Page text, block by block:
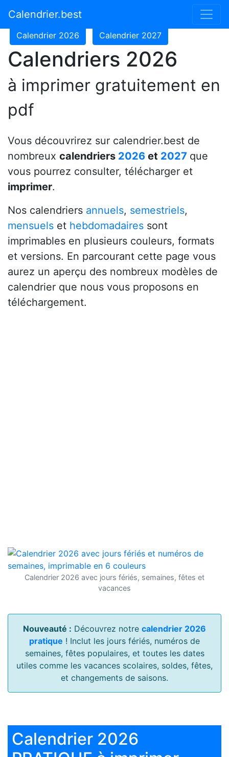
Calendrier.best
Calendrier 2024
Calendrier 2026 Calendrier 2027
Calendriers 2026
à imprimer gratuitement en
pdf
Vous découvrirez sur calendrier.best de
nombreux calendriers 2026 et 2027 que
vous pourrez consulter, télécharger et
imprimer.
Nos calendriers annuels, semestriels,
mensuels et hebdomadaires sont
imprimables en plusieurs couleurs, formats
et versions. En parcourant cette page vous
aurez un aperçu des nombreux modèles de
calendrier que nous vous proposons en
téléchargement.
Calendrier 2026 avec jours fériés, semaines, fêtes et
vacances
Nouveauté : Découvrez notre calendrier 2026
pratique ! Inclut les jours fériés, numéros de
semaines, fêtes populaires, et toutes les dates
utiles comme les vacances scolaires, soldes, fêtes,
et changements de saisons.
Calendrier 2026